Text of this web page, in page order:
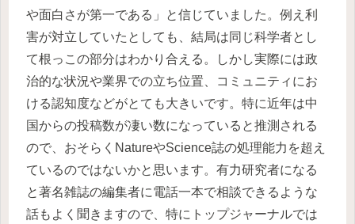
や面白さが第一である」と信じていました。例え利
害が対立していたとしても、結局は同じ科学者とし
て根っこの部分はわかり合える。しかし実際には政
治的な状況や業界での立ち位置、コミュニティにお
ける認知度などがとても大きいです。特に近年は中
国からの投稿数が凄い数になっていると推測される
ので、おそらくNatureやScience誌の処理能力を超え
ているのではないかと思います。有力研究者になる
と著名雑誌の編集者に電話一本で相談できるような
話もよく聞きますので、特にトップジャーナルでは